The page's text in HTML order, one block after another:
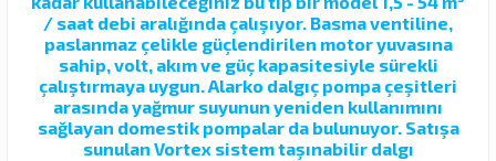
/ saat debi aralığında çalışıyor. Basma ventiline,
paslanmaz çelikle güçlendirilen motor yuvasına
sahip, volt, akım ve güç kapasitesiyle sürekli
çalıştırmaya uygun. Alarko dalgıç pompa çeşitleri
arasında yağmur suyunun yeniden kullanımını
sağlayan domestik pompalar da bulunuyor. Satışa
sunulan Vortex sistem taşınabilir dalgı